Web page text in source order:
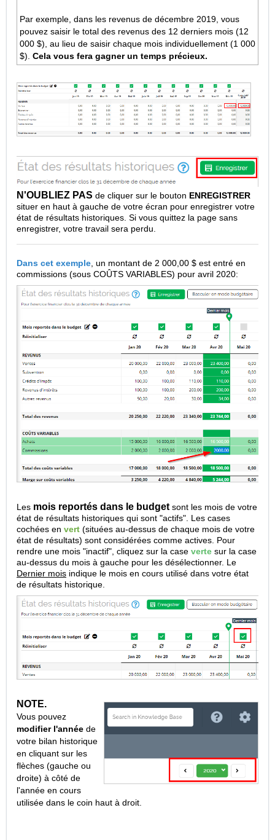
Par exemple, dans les revenus de décembre 2019, vous
pouvez saisir le total des revenus des 12 derniers mois (12
000 $), au lieu de saisir chaque mois individuellement (1 000
$). Cela vous fera gagner un temps précieux.
N'OUBLIEZ PAS de cliquer sur le bouton ENREGISTRER
situer en haut à gauche de votre écran pour enregistrer votre
état de résultats historiques. Si vous quittez la page sans
enregistrer, votre travail sera perdu.
Dans cet exemple , un montant de 2 000,00 $ est entré en
commissions (sous COÛTS VARIABLES) pour avril 2020:
Les mois reportés dans le budget sont les mois de votre
état de résultats historiques qui sont "actifs". Les cases
cochées en vert (situées au-dessus de chaque mois de votre
état de résultats) sont considérées comme actives. Pour
rendre une mois "inactif", cliquez sur la case verte sur la case
au-dessus du mois à gauche pour les désélectionner. Le
Dernier mois indique le mois en cours utilisé dans votre état
de résultats historique.
NOTE.
Vous pouvez
modifier l'année de
votre bilan historique
en cliquant sur les
flèches (gauche ou
droite) à côté de
l'année en cours
utilisée dans le coin haut à droit.